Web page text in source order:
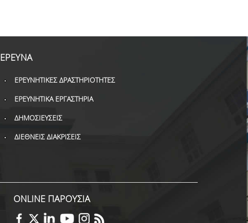
ΕΡΕΥΝΑ
ΕΡΕΥΝΗΤΙΚΕΣ ΔΡΑΣΤΗΡΙΟΤΗΤΕΣ
ΕΡΕΥΝΗΤΙΚΑ ΕΡΓΑΣΤΗΡΙΑ
ΔΗΜΟΣΙΕΥΣΕΙΣ
ΔΙΕΘΝΕΙΣ ΔΙΑΚΡΙΣΕΙΣ
ONLINE ΠΑΡΟΥΣΙΑ